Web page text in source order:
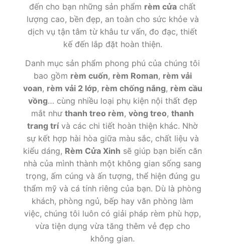
đến cho bạn những sản phẩm rèm cửa chất
lượng cao, bền đẹp, an toàn cho sức khỏe và
dịch vụ tận tâm từ khâu tư vấn, đo đạc, thiết
kế đến lắp đặt hoàn thiện.
Danh mục sản phẩm phong phú của chúng tôi
bao gồm rèm cuốn, rèm Roman, rèm vải
voan, rèm vải 2 lớp, rèm chống nắng, rèm cầu
vồng… cùng nhiều loại phụ kiện nội thất đẹp
mắt như thanh treo rèm, vòng treo, thanh
trang trívà các chi tiết hoàn thiện khác. Nhờ
sự kết hợp hài hòa giữa màu sắc, chất liệu và
kiểu dáng, Rèm Cửa Xinh sẽ giúp bạn biến căn
nhà của mình thành một không gian sống sang
trọng, ấm cúng và ấn tượng, thể hiện đúng gu
thẩm mỹ và cá tính riêng của bạn. Dù là phòng
khách, phòng ngủ, bếp hay văn phòng làm
việc, chúng tôi luôn có giải pháp rèm phù hợp,
vừa tiện dụng vừa tăng thêm vẻ đẹp cho
không gian.